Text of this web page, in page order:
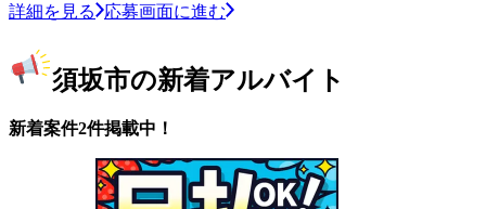
詳細を見る 応募画面に進む
須坂市の新着アルバイト
新着案件2件掲載中！